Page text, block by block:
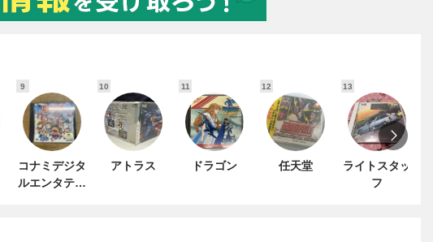
9
コナミデジタ
ルエンタテイ
10
アトラス
11
ドラゴン
12
任天堂
13
ライトスタッ
フ